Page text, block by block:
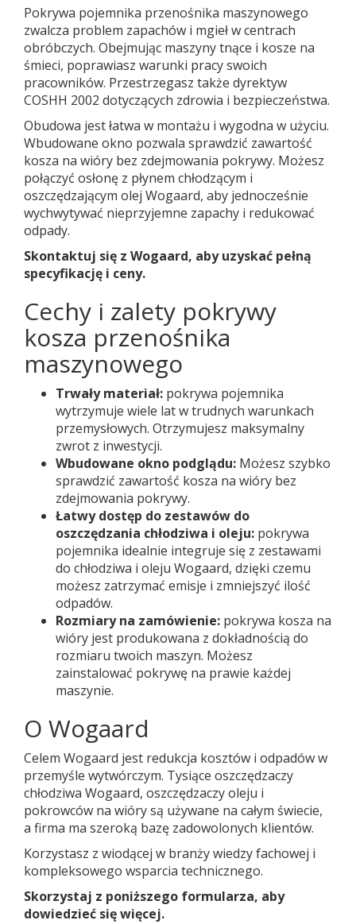
Pokrywa pojemnika przenośnika maszynowego
zwalcza problem zapachów i mgieł w centrach
obróbczych. Obejmując maszyny tnące i kosze na
śmieci, poprawiasz warunki pracy swoich
pracowników. Przestrzegasz także dyrektyw
COSHH 2002 dotyczących zdrowia i bezpieczeństwa.
Obudowa jest łatwa w montażu i wygodna w użyciu.
Wbudowane okno pozwala sprawdzić zawartość
kosza na wióry bez zdejmowania pokrywy. Możesz
połączyć osłonę z płynem chłodzącym i
oszczędzającym olej Wogaard, aby jednocześnie
wychwytywać nieprzyjemne zapachy i redukować
odpady.
Skontaktuj się z Wogaard, aby uzyskać pełną
specyfikację i ceny.
Cechy i zalety pokrywy
kosza przenośnika
maszynowego
Trwały materiał: pokrywa pojemnika
wytrzymuje wiele lat w trudnych warunkach
przemysłowych. Otrzymujesz maksymalny
zwrot z inwestycji.
Wbudowane okno podglądu: Możesz szybko
sprawdzić zawartość kosza na wióry bez
zdejmowania pokrywy.
Łatwy dostęp do zestawów do
oszczędzania chłodziwa i oleju: pokrywa
pojemnika idealnie integruje się z zestawami
do chłodziwa i oleju Wogaard, dzięki czemu
możesz zatrzymać emisje i zmniejszyć ilość
odpadów.
Rozmiary na zamówienie: pokrywa kosza na
wióry jest produkowana z dokładnością do
rozmiaru twoich maszyn. Możesz
zainstalować pokrywę na prawie każdej
maszynie.
O Wogaard
Celem Wogaard jest redukcja kosztów i odpadów w
przemyśle wytwórczym. Tysiące oszczędzaczy
chłodziwa Wogaard, oszczędzaczy oleju i
pokrowców na wióry są używane na całym świecie,
a firma ma szeroką bazę zadowolonych klientów.
Korzystasz z wiodącej w branży wiedzy fachowej i
kompleksowego wsparcia technicznego.
Skorzystaj z poniższego formularza, aby
dowiedzieć się więcej.